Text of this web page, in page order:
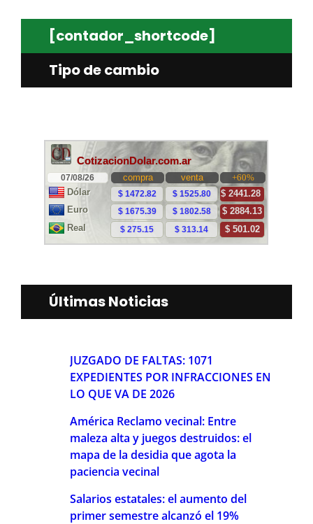
[contador_shortcode]
Tipo de cambio
Últimas Noticias
JUZGADO DE FALTAS: 1071
EXPEDIENTES POR INFRACCIONES EN
LO QUE VA DE 2026
América Reclamo vecinal: Entre
maleza alta y juegos destruidos: el
mapa de la desidia que agota la
paciencia vecinal
Salarios estatales: el aumento del
primer semestre alcanzó el 19%